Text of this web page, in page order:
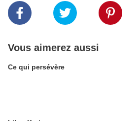
Vous aimerez aussi
Ce qui persévère